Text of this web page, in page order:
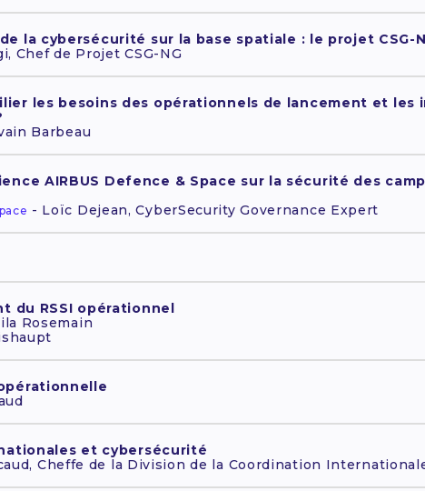
la cybersécurité sur la base spatiale : le projet CSG-
Chef de Projet CSG-NG
les besoins des opérationnels de lancement et les
Barbeau
AIRBUS Defence & Space sur la sécurité des
- Loïc Dejean, CyberSecurity Governance Expert
du RSSI opérationnel
Rosemain
et cybersécurité
Cheffe de la Division de la Coordination